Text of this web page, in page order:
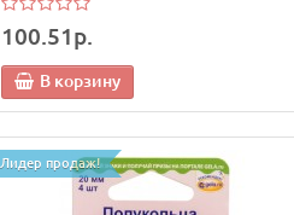
100.51р.
В корзину
Лидер продаж!